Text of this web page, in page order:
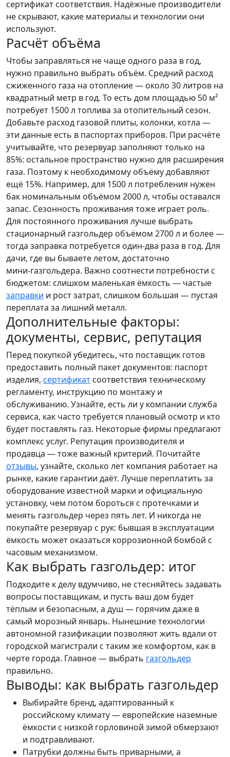
сертификат соответствия. Надёжные производители
не скрывают, какие материалы и технологии они
используют.
Расчёт объёма
Чтобы заправляться не чаще одного раза в год,
нужно правильно выбрать объём. Средний расход
сжиженного газа на отопление — около 30 литров на
квадратный метр в год. То есть дом площадью 50 м²
потребует 1500 л топлива за отопительный сезон.
Добавьте расход газовой плиты, колонки, котла —
эти данные есть в паспортах приборов. При расчёте
учитывайте, что резервуар заполняют только на
85%: остальное пространство нужно для расширения
газа. Поэтому к необходимому объёму добавляют
ещё 15%. Например, для 1500 л потребления нужен
бак номинальным объёмом 2000 л, чтобы оставался
запас. Сезонность проживания тоже играет роль.
Для постоянного проживания лучше выбрать
стационарный газгольдер объёмом 2700 л и более —
тогда заправка потребуется один‑два раза в год. Для
дачи, где вы бываете летом, достаточно
мини‑газгольдера. Важно соотнести потребности с
бюджетом: слишком маленькая ёмкость — частые
заправки и рост затрат, слишком большая — пустая
переплата за лишний металл.
Дополнительные факторы:
документы, сервис, репутация
Перед покупкой убедитесь, что поставщик готов
предоставить полный пакет документов: паспорт
изделия, сертификат соответствия техническому
регламенту, инструкцию по монтажу и
обслуживанию. Узнайте, есть ли у компании служба
сервиса, как часто требуется плановый осмотр и кто
будет поставлять газ. Некоторые фирмы предлагают
комплекс услуг. Репутация производителя и
продавца — тоже важный критерий. Почитайте
отзывы, узнайте, сколько лет компания работает на
рынке, какие гарантии даёт. Лучше переплатить за
оборудование известной марки и официальную
установку, чем потом бороться с протечками и
менять газгольдер через пять лет. И никогда не
покупайте резервуар с рук: бывшая в эксплуатации
ёмкость может оказаться коррозионной бомбой с
часовым механизмом.
Как выбрать газгольдер: итог
Подходите к делу вдумчиво, не стесняйтесь задавать
вопросы поставщикам, и пусть ваш дом будет
тёплым и безопасным, а душ — горячим даже в
самый морозный январь. Нынешние технологии
автономной газификации позволяют жить вдали от
городской магистрали с таким же комфортом, как в
черте города. Главное — выбрать газгольдер
правильно.
Выводы: как выбрать газгольдер
Выбирайте бренд, адаптированный к
российскому климату — европейские наземные
ёмкости с низкой горловиной зимой обмерзают
и подтравливают.
Патрубки должны быть приварными, а